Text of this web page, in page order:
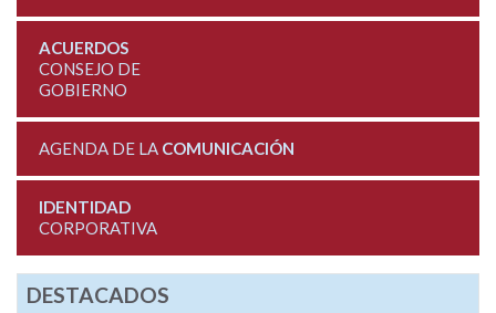
ACUERDOS
CONSEJO DE
GOBIERNO
AGENDA DE LA COMUNICACIÓN
IDENTIDAD
CORPORATIVA
DESTACADOS